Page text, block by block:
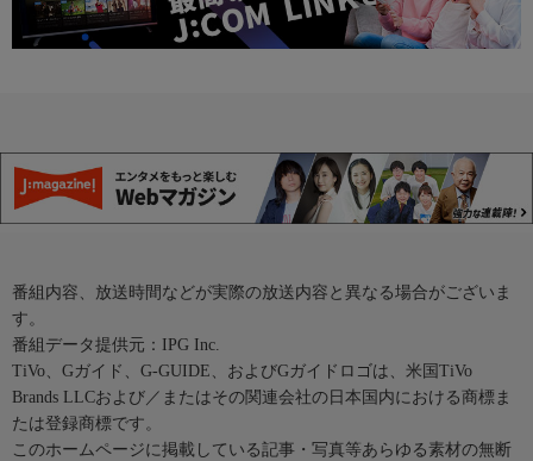
番組内容、放送時間などが実際の放送内容と異なる場合がございま
す。
番組データ提供元：IPG Inc.
TiVo、Gガイド、G-GUIDE、およびGガイドロゴは、米国TiVo
Brands LLCおよび／またはその関連会社の日本国内における商標ま
たは登録商標です。
このホームページに掲載している記事・写真等あらゆる素材の無断